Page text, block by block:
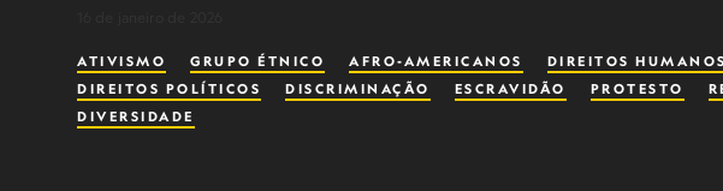
ATIVISMO GRUPO ÉTNICO AFRO-AMERICANOS
DIREITOS HUMANOS
DIREITOS POLÍTICOS
DISCRIMINAÇÃO ESCRAVIDÃO PROTESTO
DIVERSIDADE